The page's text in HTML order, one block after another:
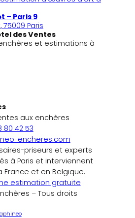
– Paris 9
Paris
des Ventes
et estimations à
aux enchères
80 42 53
encheres.com
priseurs et experts
à Paris et interviennent
France et en Belgique.
estimation gratuite
– Tous droits